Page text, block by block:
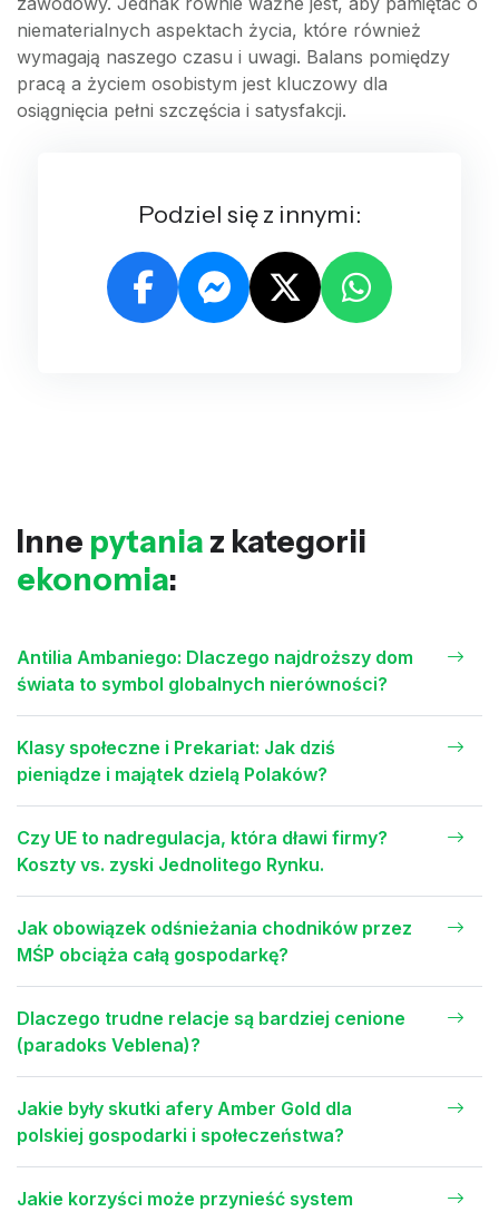
niematerialnych aspektach życia, które również
wymagają naszego czasu i uwagi. Balans pomiędzy
pracą a życiem osobistym jest kluczowy dla
osiągnięcia pełni szczęścia i satysfakcji.
Podziel się z innymi:
Inne pytania z kategorii
ekonomia:
Antilia Ambaniego: Dlaczego najdroższy dom
świata to symbol globalnych nierówności?
Klasy społeczne i Prekariat: Jak dziś
pieniądze i majątek dzielą Polaków?
Czy UE to nadregulacja, która dławi firmy?
Koszty vs. zyski Jednolitego Rynku.
Jak obowiązek odśnieżania chodników przez
MŚP obciąża całą gospodarkę?
Dlaczego trudne relacje są bardziej cenione
(paradoks Veblena)?
Jakie były skutki afery Amber Gold dla
polskiej gospodarki i społeczeństwa?
Jakie korzyści może przynieść system